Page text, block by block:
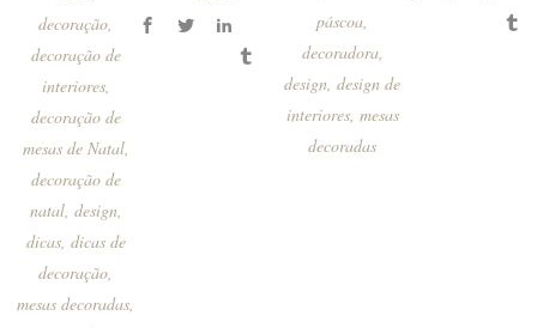
decoração
decoração de
interiores,
decoração de
mesas de Natal,
decoração de
natal, design
dicas, dicas de
decoração
mesas decoradas
páscoa,
decoradora,
design,design de
interiores, mesas
decoradas